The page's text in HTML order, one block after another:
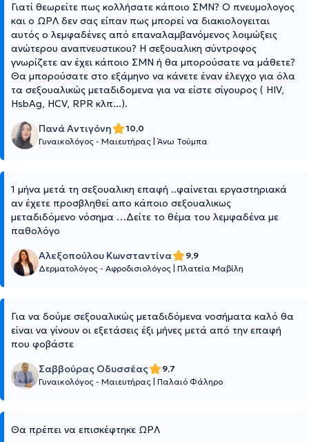
Γιατί θεωρείτε πως κολλήσατε κάποιο ΣΜΝ? Ο πνευμολογος
και ο ΩΡΛ δεν σας είπαν πως μπορεί να διακιολογειται
αυτός ο λεμφαδένες από επαναλαμβανόμενος λοιμώξεις
ανώτερου αναπνευστικου? Η σεξουαλικη σύντροφος
γνωρίζετε αν έχει κάποιο ΣΜΝ ή θα μπορούσατε να μάθετε?
Θα μπορούσατε στο εξάμηνο να κάνετε έναν έλεγχο για όλα
τα σεξουαλικώς μεταδιδομενα για να είστε σίγουρος ( HIV,
HsbAg, HCV, RPR κλπ...).
Πανά Αντιγόνη
10,0
Γυναικολόγος - Μαιευτήρας Άνω Τούμπα
1 μήνα μετά τη σεξουαλικη επαφή ..φαίνεται εργαστηριακά
αν έχετε προσβληθεί απο κάποιο σεξουαλικως
μεταδιδόμενο νόσημα …Δείτε το θέμα του λεμφαδένα με
παθολόγο
Αλεξοπούλου Κωνσταντίνα
9,9
Δερματολόγος - Αφροδισιολόγος Πλατεία Μαβίλη
Για να δούμε σεξουαλικώς μεταδιδόμενα νοσήματα καλό θα
είναι να γίνουν οι εξετάσεις έξι μήνες μετά από την επαφή
που φοβάστε
Σαββούρας Οδυσσέας
9,7
Γυναικολόγος - Μαιευτήρας Παλαιό Φάληρο
Θα πρέπει να επισκέφτηκε ΩΡΛ